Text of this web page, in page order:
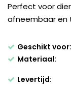
Perfect voor
afneembaar en
Geschikt voor:
Materiaal:
Levertijd: